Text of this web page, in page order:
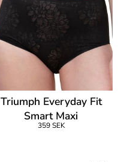
Triumph Everyday Fit
Smart Maxi
359 SEK